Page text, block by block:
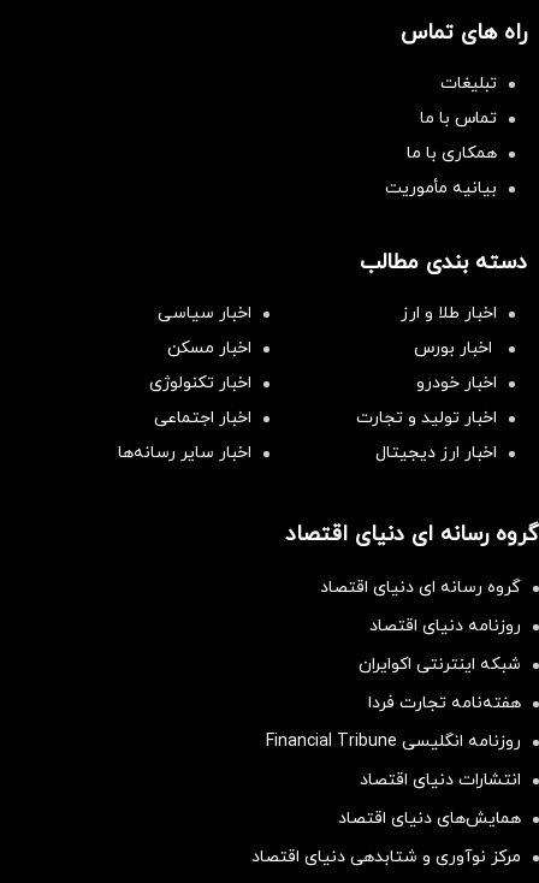
راه های تماس
تبلیغات
تماس با ما
همکاری با ما
بیانیه مأموریت
دسته بندی مطالب
اخبار طلا و ارز
اخبار سیاسی
اخبار بورس
اخبار مسکن
اخبار خودرو
اخبار تکنولوژی
اخبار تولید و تجارت
اخبار اجتماعی
اخبار ارز دیجیتال
اخبار سایر رسانه‌‌ها
گروه رسانه ای دنیای اقتصاد
گروه رسانه ای دنیای اقتصاد
روزنامه دنیای اقتصاد
شبکه اینترنتی اکوایران
هفته‌نامه تجارت فردا
روزنامه انگلیسی Financial Tribune
انتشارات دنیای اقتصاد
همایش‌های دنیای اقتصاد
مرکز نوآوری و شتابدهی دنیای اقتصاد